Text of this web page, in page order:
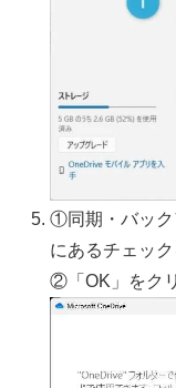
①同期・バック
にあるチェック
②「OK」をク